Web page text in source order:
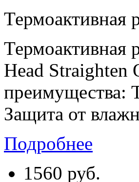
Термоактивная
Термоактивная
Head
преимущества:
Защита от
Подробнее
1560 руб.